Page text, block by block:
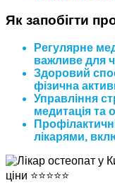
Як запобігти
Регулярне
важливе для
Здоровий
фізична
Управління
медитація та
лікарями,